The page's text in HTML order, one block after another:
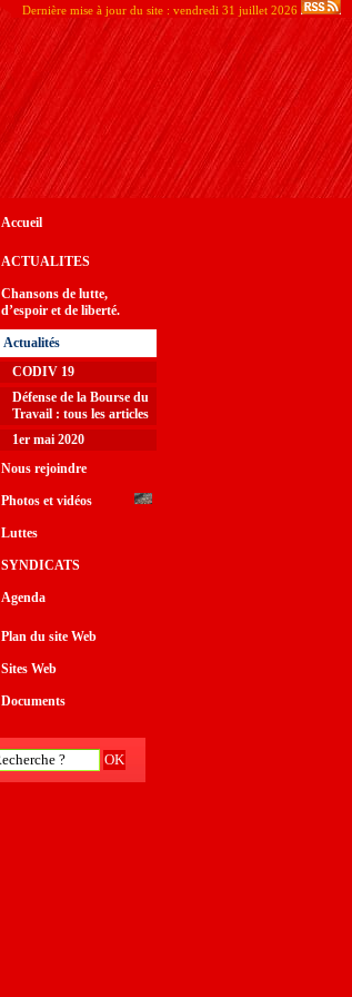
Dernière mise à jour du site : vendredi 31 juillet 2026
Accueil
ACTUALITES
Chansons de lutte,
d’espoir et de liberté.
Actualités
CODIV 19
Défense de la Bourse du
Travail : tous les articles
1er mai 2020
Nous rejoindre
Photos et vidéos
Luttes
SYNDICATS
Agenda
Plan du site Web
Sites Web
Documents